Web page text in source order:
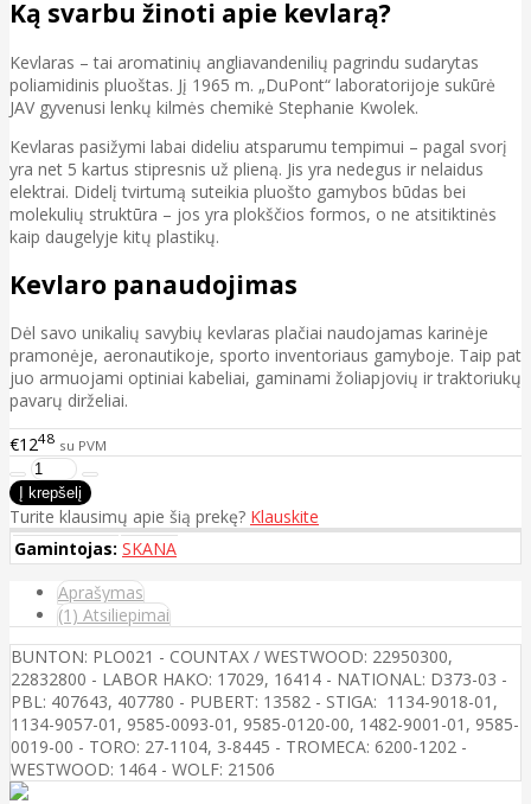
Ką svarbu žinoti apie kevlarą?
Kevlaras – tai aromatinių angliavandenilių pagrindu sudarytas
poliamidinis pluoštas. Jį 1965 m. „DuPont“ laboratorijoje sukūrė
JAV gyvenusi lenkų kilmės chemikė Stephanie Kwolek.
Kevlaras pasižymi labai dideliu atsparumu tempimui – pagal svorį
yra net 5 kartus stipresnis už plieną. Jis yra nedegus ir nelaidus
elektrai. Didelį tvirtumą suteikia pluošto gamybos būdas bei
molekulių struktūra – jos yra plokščios formos, o ne atsitiktinės
kaip daugelyje kitų plastikų.
Kevlaro panaudojimas
Dėl savo unikalių savybių kevlaras plačiai naudojamas karinėje
pramonėje, aeronautikoje, sporto inventoriaus gamyboje. Taip pat
juo armuojami optiniai kabeliai, gaminami žoliapjovių ir traktoriukų
pavarų dirželiai.
€1248 su PVM
Turite klausimų apie šią prekę? Klauskite
Gamintojas: SKANA
Aprašymas
(1) Atsiliepimai
BUNTON: PLO021 - COUNTAX / WESTWOOD: 22950300,
22832800 - LABOR HAKO: 17029, 16414 - NATIONAL: D373-03 -
PBL: 407643, 407780 - PUBERT: 13582 - STIGA: 1134-9018-01,
1134-9057-01, 9585-0093-01, 9585-0120-00, 1482-9001-01, 9585-
0019-00 - TORO: 27-1104, 3-8445 - TROMECA: 6200-1202 -
WESTWOOD: 1464 - WOLF: 21506